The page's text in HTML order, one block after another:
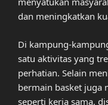
dan meningkatkan
Di kampung-
satu aktivitas yang
perhatian. Selain
bermain basket juga
seperti kerja sama,